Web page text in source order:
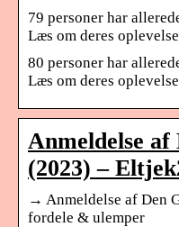
79 personer har
Læs om deres
80 personer har
Læs om deres
Anmeldelse af
(2023) –
→ Anmeldelse af Den
fordele & ulemper